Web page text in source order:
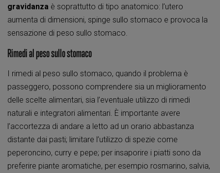
gravidanza è soprattutto di tipo anatomico: l’utero
aumenta di dimensioni, spinge sullo stomaco e provoca la
sensazione di peso sullo stomaco.
Rimedi al peso sullo stomaco
I rimedi al peso sullo stomaco, quando il problema è
passeggero, possono comprendere sia un miglioramento
delle scelte alimentari, sia l’eventuale utilizzo di rimedi
naturali e integratori alimentari. È importante avere
l’accortezza di andare a letto ad un orario abbastanza
distante dai pasti; limitare l’utilizzo di spezie come
peperoncino, curry e pepe; per insaporire i piatti sono da
preferire piante aromatiche, per esempio rosmarino, salvia,